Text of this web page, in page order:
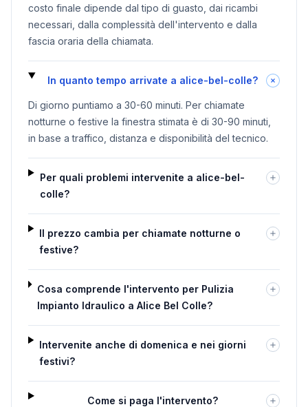
costo finale dipende dal tipo di guasto, dai ricambi
necessari, dalla complessità dell'intervento e dalla
fascia oraria della chiamata.
In quanto tempo arrivate a alice-bel-colle?
Di giorno puntiamo a 30-60 minuti. Per chiamate
notturne o festive la finestra stimata è di 30-90 minuti,
in base a traffico, distanza e disponibilità del tecnico.
Per quali problemi intervenite a alice-bel-
colle?
Il prezzo cambia per chiamate notturne o
festive?
Cosa comprende l'intervento per Pulizia
Impianto Idraulico a Alice Bel Colle?
Intervenite anche di domenica e nei giorni
festivi?
Come si paga l'intervento?